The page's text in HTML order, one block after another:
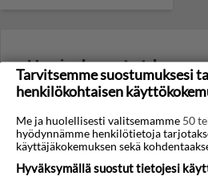
Usein kysytyt
Millä aikavyöhykkeellä
Psalidi on Itä Euroopan
Tarvitsemme suostumuksesi
henkilökohtaisen
Me ja huolellisesti valitsemamme 50
hyödynnämme henkilötietoja
käyttäjäkokemuksen sekä
Hyväksymällä suostut tietojesi